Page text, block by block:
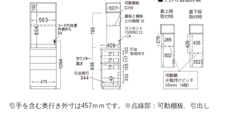
引手を含む奥行き外寸は457ｍｍです。※点線部：可動棚板、引出し